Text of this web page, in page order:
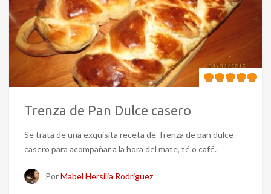
Trenza de Pan Dulce casero
Se trata de una exquisita receta de Trenza de pan dulce
casero para acompañar a la hora del mate, té o café.
PorMabel Hersilia Rodriguez